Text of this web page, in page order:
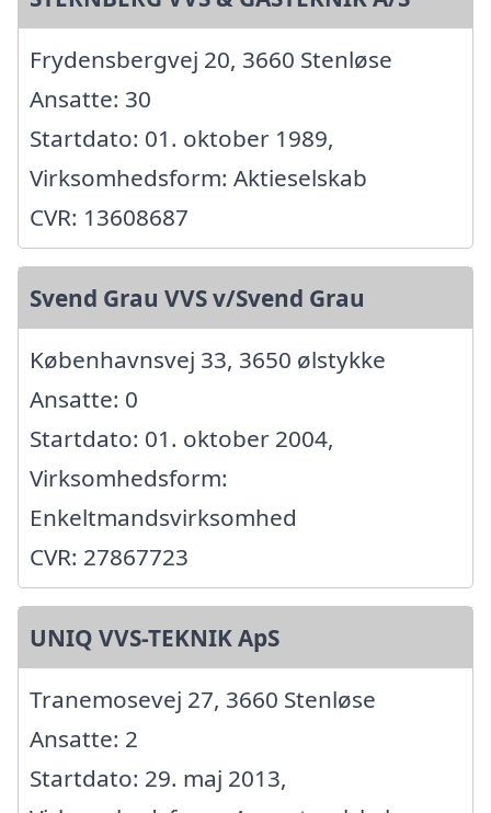
Frydensbergvej 20, 3660 Stenløse
Ansatte: 30
Startdato: 01. oktober 1989,
Virksomhedsform: Aktieselskab
CVR: 13608687
Svend Grau VVS v/Svend Grau
Københavnsvej 33, 3650 ølstykke
Ansatte: 0
Startdato: 01. oktober 2004,
Virksomhedsform:
Enkeltmandsvirksomhed
CVR: 27867723
UNIQ VVS-TEKNIK ApS
Tranemosevej 27, 3660 Stenløse
Ansatte: 2
Startdato: 29. maj 2013,